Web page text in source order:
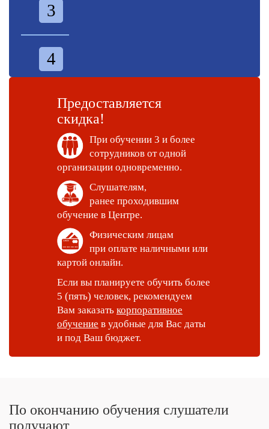
3
4
Предоставляется
скидка!
При обучении 3 и более
сотрудников от одной
организации одновременно.
Слушателям,
ранее проходившим
обучение в Центре.
Физическим лицам
при оплате наличными или
картой онлайн.
Если вы планируете обучить более
5 (пять) человек, рекомендуем
Вам заказать корпоративное
обучение в удобные для Вас даты
и под Ваш бюджет.
По окончанию обучения слушатели
получают